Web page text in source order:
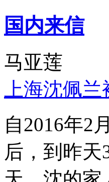
国内来信
马亚莲
上海沈佩
自2016年2
后，到昨